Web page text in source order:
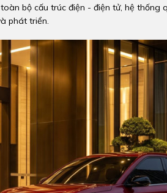
bộ cấu trúc điện - điện tử, hệ thống
phát triển.